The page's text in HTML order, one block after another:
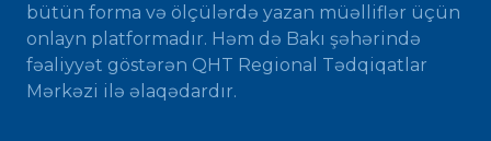
bütün forma və ölçülərdə yazan müəlliflər üçün
onlayn platformadır. Həm də Bakı şəhərində
fəaliyyət göstərən QHT Regional Tədqiqatlar
Mərkəzi ilə əlaqədardır.